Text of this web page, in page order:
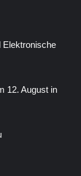
Elektronische
12. August in